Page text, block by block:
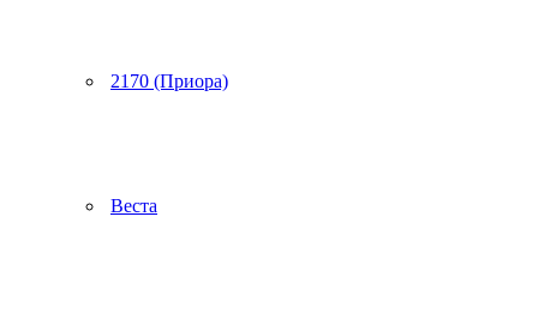
2170 (Приора)
Веста